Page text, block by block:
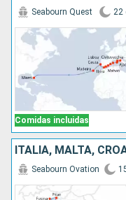
Comidas incluidas
Seabourn Quest 22
Seabourn Ovation